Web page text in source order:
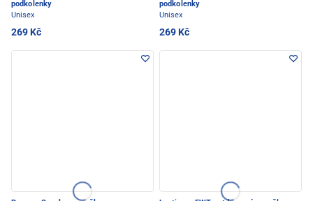
podkolenky
Unisex
269 Kč
podkolenky
Unisex
269 Kč